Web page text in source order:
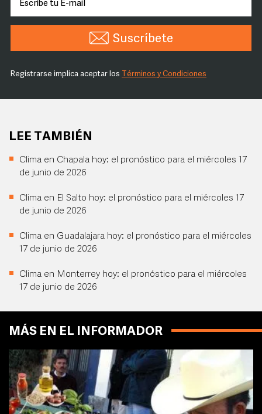
Suscríbete
Registrarse implica aceptar los Términos y Condiciones
LEE TAMBIÉN
Clima en Chapala hoy: el pronóstico para el miércoles 17
de junio de 2026
Clima en El Salto hoy: el pronóstico para el miércoles 17
de junio de 2026
Clima en Guadalajara hoy: el pronóstico para el miércoles
17 de junio de 2026
Clima en Monterrey hoy: el pronóstico para el miércoles
17 de junio de 2026
MÁS EN EL INFORMADOR